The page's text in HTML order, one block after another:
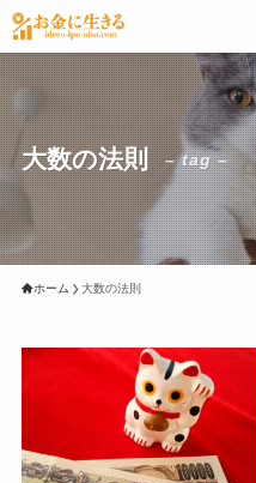
大数の法則 – tag –
ホーム 大数の法則